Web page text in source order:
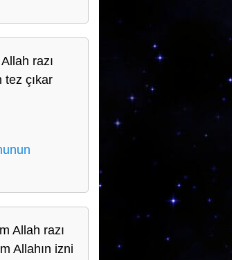
razı
çıkar
Allah razı
Allahın izni